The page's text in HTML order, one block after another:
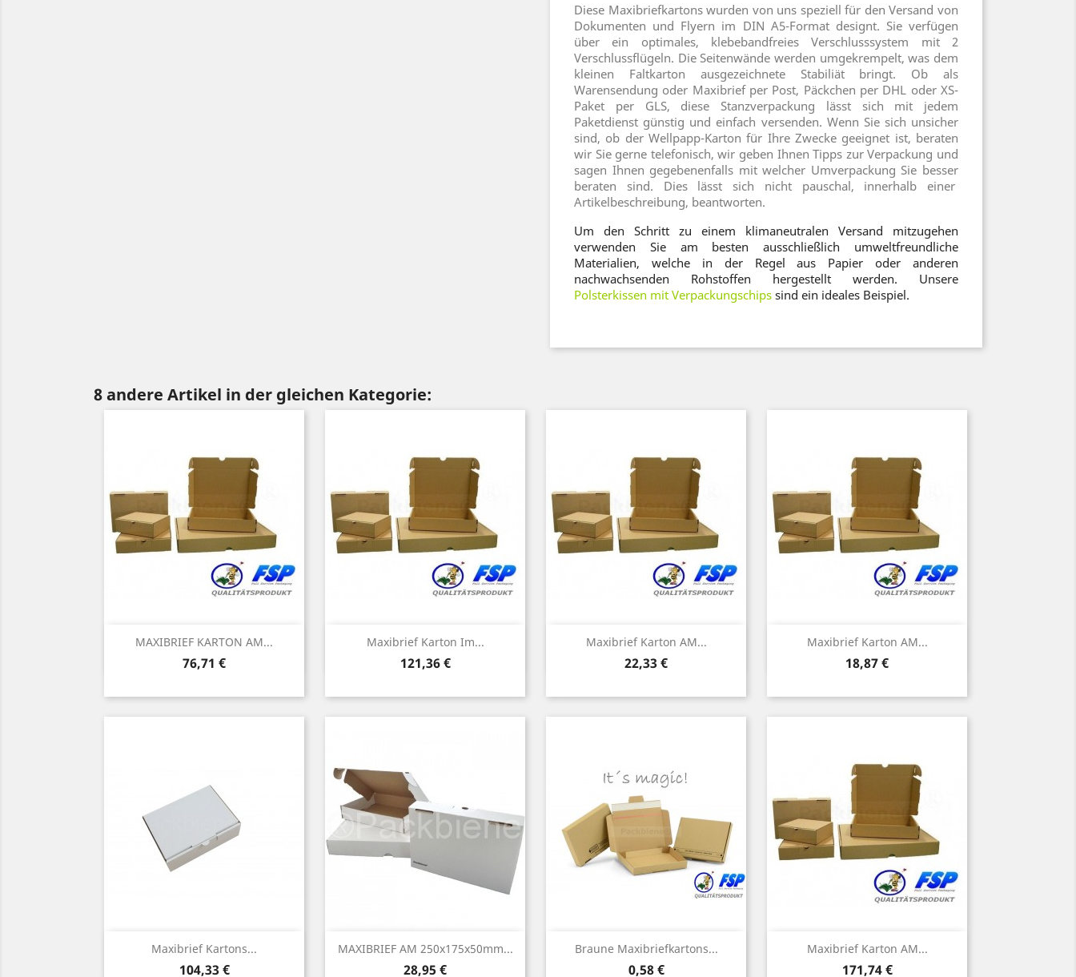
Diese Maxibriefkartons wurden von uns speziell für den Versand von
Dokumenten und Flyern im DIN A5-Format designt. Sie verfügen
über ein optimales, klebebandfreies Verschlusssystem mit 2
Verschlussflügeln. Die Seitenwände werden umgekrempelt, was dem
kleinen Faltkarton ausgezeichnete Stabiliät bringt. Ob als
Warensendung oder Maxibrief per Post, Päckchen per DHL oder XS-
Paket per GLS, diese Stanzverpackung lässt sich mit jedem
Paketdienst günstig und einfach versenden. Wenn Sie sich unsicher
sind, ob der Wellpapp-Karton für Ihre Zwecke geeignet ist, beraten
wir Sie gerne telefonisch, wir geben Ihnen Tipps zur Verpackung und
sagen Ihnen gegebenenfalls mit welcher Umverpackung Sie besser
beraten sind. Dies lässt sich nicht pauschal, innerhalb einer
Artikelbeschreibung, beantworten.
Um den Schritt zu einem klimaneutralen Versand mitzugehen
verwenden Sie am besten ausschließlich umweltfreundliche
Materialien, welche in der Regel aus Papier oder anderen
nachwachsenden Rohstoffen hergestellt werden. Unsere
Polsterkissen mit Verpackungschips sind ein ideales Beispiel.
8 andere Artikel in der gleichen Kategorie:
MAXIBRIEF KARTON AM...
Preis
76,71 €
Vorschau Maxibrief Karton Im...
Preis
121,36 €
Vorschau Maxibrief Karton AM...
Preis
22,33 €
Vorschau Maxibrief Karton AM...
Preis
18,87 €
Vorschau
Maxibrief Kartons...
Preis
104,33 €
Vorschau MAXIBRIEF AM 250x175x50mm...
Preis
28,95 €
Vorschau Braune Maxibriefkartons...
Preis
0,58 €
Vorschau Maxibrief Karton AM...
Preis
171,74 €
Vorschau